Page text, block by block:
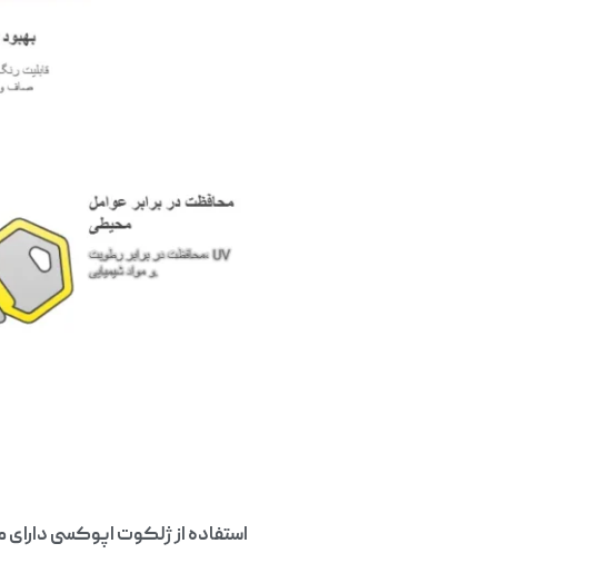
استفاده از ژلکوت اپوکسی